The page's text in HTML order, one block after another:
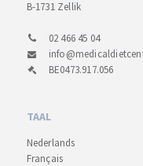
B-1731 Zellik
02 466 45 04
BE0473.917.056
TAAL
Nederlands
Français